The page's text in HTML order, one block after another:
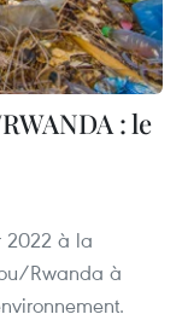
: le
2022 à la
Rwanda à